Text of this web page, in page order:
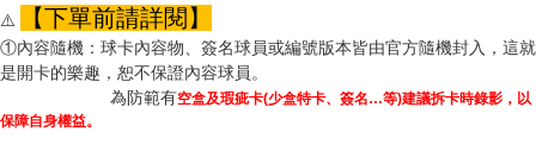
⚠️ 【下單前請詳閱】
①內容隨機：球卡內容物、簽名球員或編號版本皆由官方隨機封入，這就
是開卡的樂趣，恕不保證內容球員。
為防範有空盒及瑕疵卡(少盒特卡、簽名…等)建議拆卡時錄影，以
保障自身權益。